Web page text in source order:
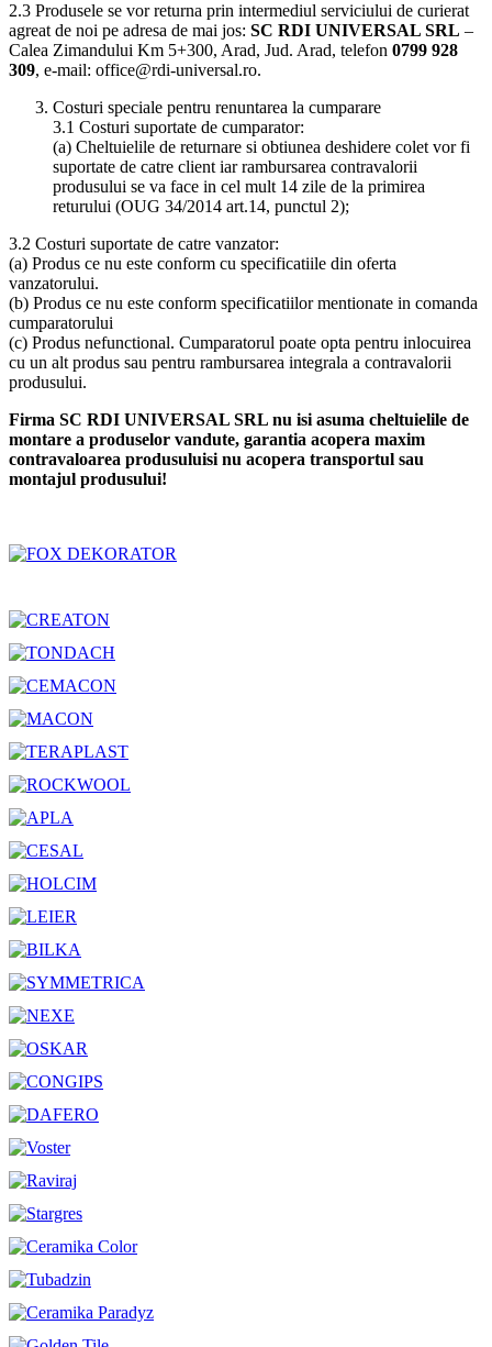
2.3 Produsele se vor returna prin intermediul serviciului de curierat
agreat de noi pe adresa de mai jos: SC RDI UNIVERSAL SRL –
Calea Zimandului Km 5+300, Arad, Jud. Arad, telefon 0799 928
309, e-mail: office@rdi-universal.ro.
Costuri speciale pentru renuntarea la cumparare
3.1 Costuri suportate de cumparator:
(a) Cheltuielile de returnare si obtiunea deshidere colet vor fi
suportate de catre client iar rambursarea contravalorii
produsului se va face in cel mult 14 zile de la primirea
returului (OUG 34/2014 art.14, punctul 2);
3.2 Costuri suportate de catre vanzator:
(a) Produs ce nu este conform cu specificatiile din oferta
vanzatorului.
(b) Produs ce nu este conform specificatiilor mentionate in comanda
cumparatorului
(c) Produs nefunctional. Cumparatorul poate opta pentru inlocuirea
cu un alt produs sau pentru rambursarea integrala a contravalorii
produsului.
Firma SC RDI UNIVERSAL SRL nu isi asuma cheltuielile de
montare a produselor vandute, garantia acopera maxim
contravaloarea produsuluisi nu acopera transportul sau
montajul produsului!